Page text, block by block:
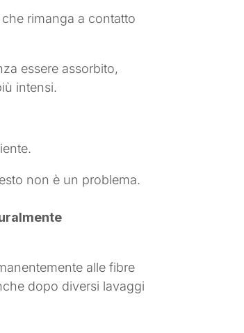
rimanga a contatto
essere assorbito,
intensi.
non è un problema.
alle fibre
dopo diversi lavaggi